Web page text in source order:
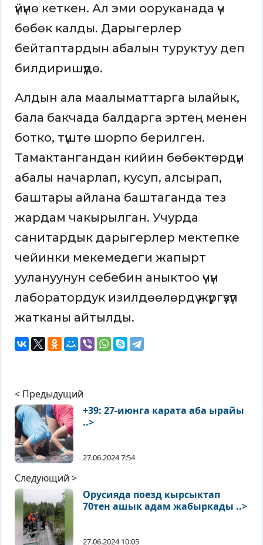
үйүнө кеткен. Ал эми ооруканада үч
бөбөк калды. Дарыгерлер
бейтаптардын абалын туруктуу деп
билдиришүүдө.
Алдын ала маалыматтарга ылайык,
бала бакчада балдарга эртең менен
ботко, түштө шорпо берилген.
Тамактангандан кийин бөбөктөрдүн
абалы начарлап, кусуп, алсырап,
баштары айлана баштаганда тез
жардам чакырылган. Учурда
санитардык дарыгерлер мектепке
чейинки мекемедеги жапырт
уулануунун себебин аныктоо үчүн
лаборатордук изилдөөлөрдү жүргүзүп
жатканы айтылды.
< Предыдущий
+39: 27-июнга карата аба ырайы
..>
27.06.2024 7:54
Следующий >
Орусияда поезд кырсыктап
70тен ашык адам жабыркады ..>
27.06.2024 10:05